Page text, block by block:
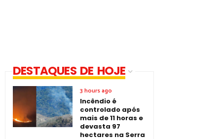
DESTAQUES DE HOJE
3 hours ago
Incêndio é
controlado após
mais de 11 horas e
devasta 97
hectares na Serra